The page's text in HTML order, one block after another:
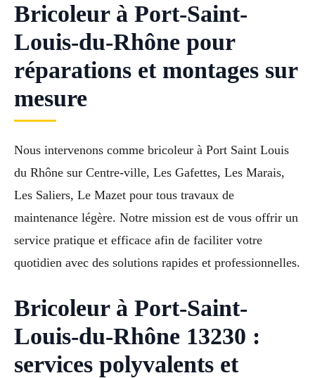
Bricoleur à Port-Saint-
Louis-du-Rhône pour
réparations et montages sur
mesure
Nous intervenons comme bricoleur à Port Saint Louis
du Rhône sur Centre-ville, Les Gafettes, Les Marais,
Les Saliers, Le Mazet pour tous travaux de
maintenance légère. Notre mission est de vous offrir un
service pratique et efficace afin de faciliter votre
quotidien avec des solutions rapides et professionnelles.
Bricoleur à Port-Saint-
Louis-du-Rhône 13230 :
services polyvalents et